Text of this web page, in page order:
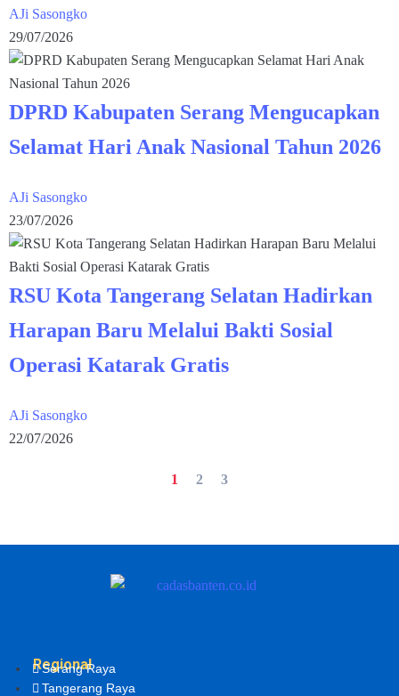
AJi Sasongko
29/07/2026
DPRD Kabupaten Serang Mengucapkan
Selamat Hari Anak Nasional Tahun 2026
AJi Sasongko
23/07/2026
RSU Kota Tangerang Selatan Hadirkan
Harapan Baru Melalui Bakti Sosial
Operasi Katarak Gratis
AJi Sasongko
22/07/2026
1 2 3
Regional
Serang Raya
Tangerang Raya